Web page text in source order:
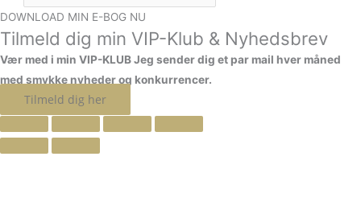
DOWNLOAD MIN E-BOG NU
Tilmeld dig min VIP-Klub & Nyhedsbrev
Vær med i min VIP-KLUBJeg sender dig et par mail hver måned
med smykke nyheder og konkurrencer.
Tilmeld dig her